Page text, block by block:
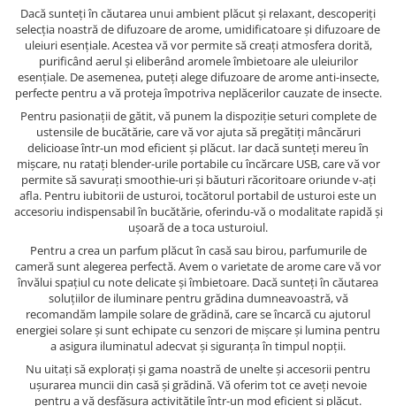
Dacă sunteți în căutarea unui ambient plăcut și relaxant, descoperiți
selecția noastră de difuzoare de arome, umidificatoare și difuzoare de
uleiuri esențiale. Acestea vă vor permite să creați atmosfera dorită,
purificând aerul și eliberând aromele îmbietoare ale uleiurilor
esențiale. De asemenea, puteți alege difuzoare de arome anti-insecte,
perfecte pentru a vă proteja împotriva neplăcerilor cauzate de insecte.
Pentru pasionații de gătit, vă punem la dispoziție seturi complete de
ustensile de bucătărie, care vă vor ajuta să pregătiți mâncăruri
delicioase într-un mod eficient și plăcut. Iar dacă sunteți mereu în
mișcare, nu ratați blender-urile portabile cu încărcare USB, care vă vor
permite să savurați smoothie-uri și băuturi răcoritoare oriunde v-ați
afla. Pentru iubitorii de usturoi, tocătorul portabil de usturoi este un
accesoriu indispensabil în bucătărie, oferindu-vă o modalitate rapidă și
ușoară de a toca usturoiul.
Pentru a crea un parfum plăcut în casă sau birou, parfumurile de
cameră sunt alegerea perfectă. Avem o varietate de arome care vă vor
învălui spațiul cu note delicate și îmbietoare. Dacă sunteți în căutarea
soluțiilor de iluminare pentru grădina dumneavoastră, vă
recomandăm lampile solare de grădină, care se încarcă cu ajutorul
energiei solare și sunt echipate cu senzori de mișcare și lumina pentru
a asigura iluminatul adecvat și siguranța în timpul nopții.
Nu uitați să explorați și gama noastră de unelte și accesorii pentru
ușurarea muncii din casă și grădină. Vă oferim tot ce aveți nevoie
pentru a vă desfășura activitățile într-un mod eficient și plăcut.